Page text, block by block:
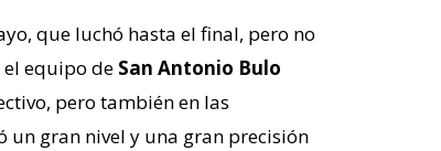
que luchó hasta el final, pero no
equipo de San Antonio Bulo
pero también en las
un gran nivel y una gran precisión